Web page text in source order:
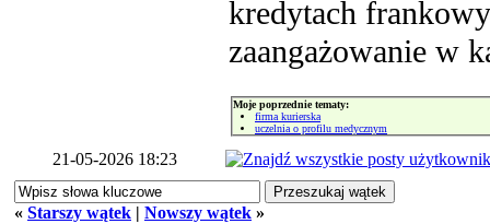
kredytach
zaangażowanie w
Moje poprzednie tematy:
firma kurierska
uczelnia o profilu medycznym
21-05-2026 18:23
« Starszy wątek | Nowszy wątek »